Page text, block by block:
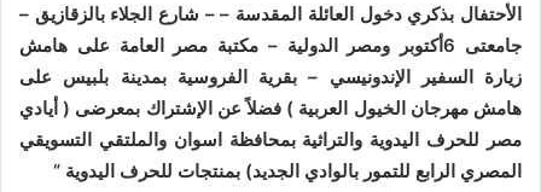
الأحتفال بذكري دخول العائلة المقدسة – – شارع الجلاء بالزقازيق –
جامعتى 6أكتوبر ومصر الدولية – مكتبة مصر العامة على هامش
زيارة السفير الإندونيسي – بقرية الفروسية بمدينة بلبيس على
هامش مهرجان الخيول العربية ) فضلاً عن الإشتراك بمعرضى ( أيادي
مصر للحرف اليدوية والتراثية بمحافظة اسوان والملتقي التسويقي
المصري الرابع للتمور بالوادي الجديد) بمنتجات للحرف اليدوية “